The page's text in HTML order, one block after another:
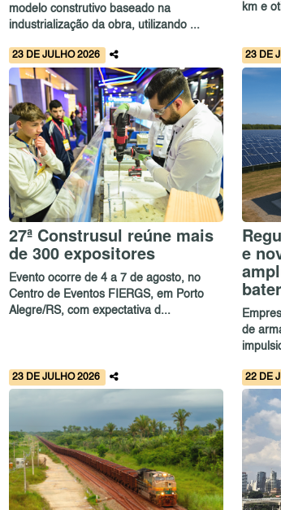
modelo construtivo baseado na
industrialização da obra, utilizando ...
km e
23 DE JULHO 2026
27ª Construsul reúne mais
de 300 expositores
Evento ocorre de 4 a 7 de agosto, no
Centro de Eventos FIERGS, em Porto
Alegre/RS, com expectativa d...
23 DE
e
de
23 DE JULHO 2026 22 DE